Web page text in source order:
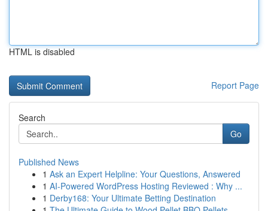
HTML is disabled
Report Page
Search
Go
Published News
1 Ask an Expert Helpline: Your Questions, Answered
1 AI-Powered WordPress Hosting Reviewed : Why ...
1 Derby168: Your Ultimate Betting Destination